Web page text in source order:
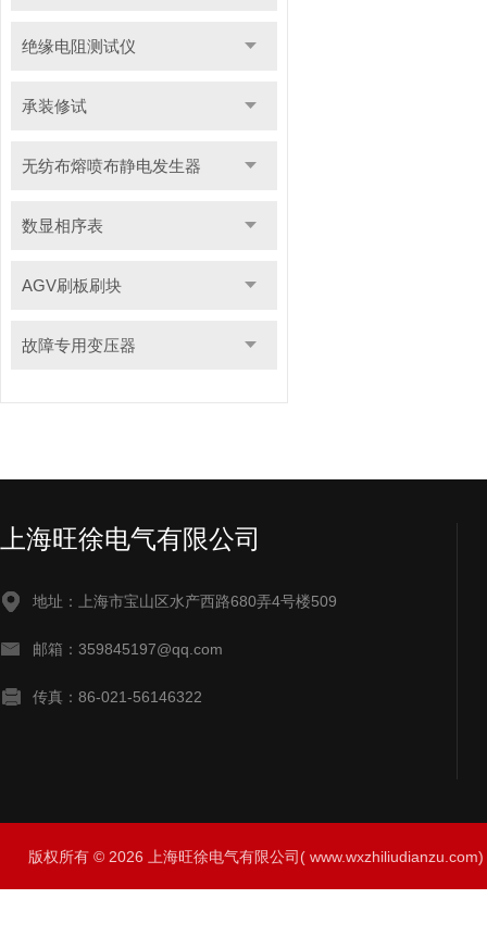
绝缘电阻测试仪
承装修试
无纺布熔喷布静电发生器
数显相序表
AGV刷板刷块
故障专用变压器
上海旺徐电气有限公司
地址：上海市宝山区水产西路680弄4号楼509
邮箱：359845197@qq.com
传真：86-021-56146322
版权所有 © 2026 上海旺徐电气有限公司(